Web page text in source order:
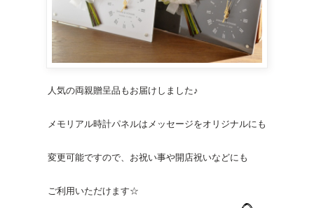
人気の両親贈呈品 もお届けしました♪
メモリアル時計パネルはメッセージをオリジナルにも
変更可能ですので、お祝い事や開店祝いなどにも
ご利用いただけます☆